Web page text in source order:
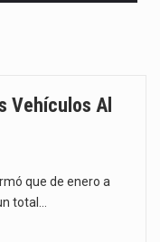
Solo el 17.8 % de las empresas en México se considera totalmente preparada para la…
Los créditos fiscales determinados a empresas IMMEX rara vez nacen de una interpretación equivocada de…
Vehículos Al
que de enero a
total…